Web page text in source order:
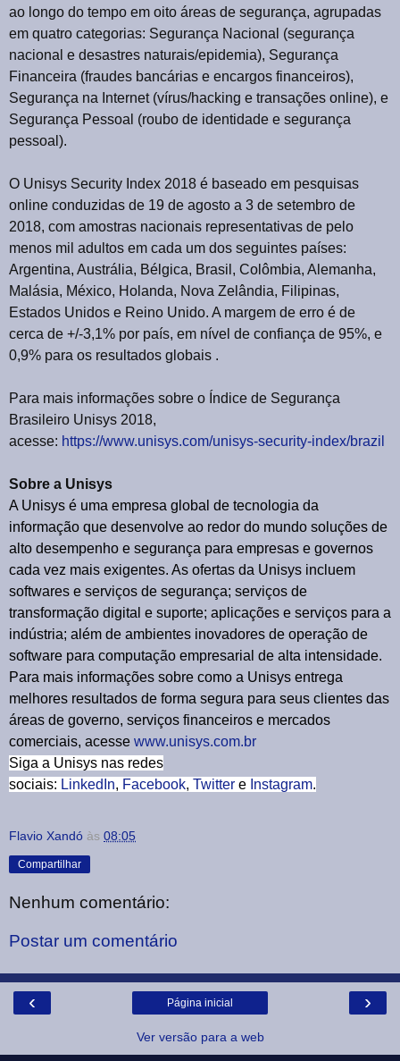
ao longo do tempo em oito áreas de segurança, agrupadas
em quatro categorias: Segurança Nacional (segurança
nacional e desastres naturais/epidemia), Segurança
Financeira (fraudes bancárias e encargos financeiros),
Segurança na Internet (vírus/hacking e transações online), e
Segurança Pessoal (roubo de identidade e segurança
pessoal).
O Unisys Security Index 2018 é baseado em pesquisas
online conduzidas de 19 de agosto a 3 de setembro de
2018, com amostras nacionais representativas de pelo
menos mil adultos em cada um dos seguintes países:
Argentina, Austrália, Bélgica, Brasil, Colômbia, Alemanha,
Malásia, México, Holanda, Nova Zelândia, Filipinas,
Estados Unidos e Reino Unido. A margem de erro é de
cerca de +/-3,1% por país, em nível de confiança de 95%, e
0,9% para os resultados globais .
Para mais informações sobre o Índice de Segurança
Brasileiro Unisys 2018,
acesse: https://www.unisys.com/unisys-security-index/brazil
Sobre a Unisys
A Unisys é uma empresa global de tecnologia da
informação que desenvolve ao redor do mundo soluções de
alto desempenho e segurança para empresas e governos
cada vez mais exigentes. As ofertas da Unisys incluem
softwares e serviços de segurança; serviços de
transformação digital e suporte; aplicações e serviços para a
indústria; além de ambientes inovadores de operação de
software para computação empresarial de alta intensidade.
Para mais informações sobre como a Unisys entrega
melhores resultados de forma segura para seus clientes das
áreas de governo, serviços financeiros e mercados
comerciais, acesse www.unisys.com.br
Siga a Unisys nas redes
sociais: LinkedIn, Facebook, Twitter e Instagram.
Flavio Xandó às 08:05
Compartilhar
Nenhum comentário:
Postar um comentário
‹ ›
Página inicial
Ver versão para a web